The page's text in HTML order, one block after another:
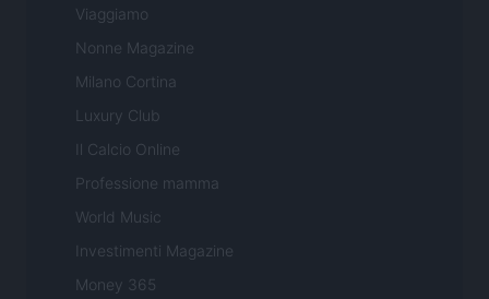
Viaggiamo
Nonne Magazine
Milano Cortina
Luxury Club
Il Calcio Online
Professione mamma
World Music
Investimenti Magazine
Money 365